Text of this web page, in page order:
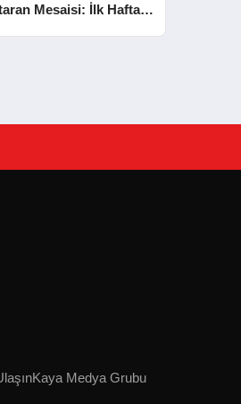
Mesaisi: İlk Haftada
Kaya Medya Grubu